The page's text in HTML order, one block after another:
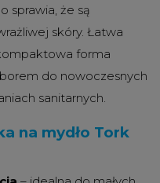
sprawia, że są
skóry. Łatwa
forma
do nowoczesnych
sanitarnych.
na mydło Tork